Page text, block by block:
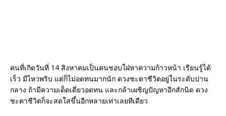
คนที่เกิดวันที่ 14 สิงหาคมเป็นคนชอบใฝ่หาความก้าวหน้า เรียนรู้ได้
เร็ว มีไหวพริบ แต่ก็ไม่อดทนมากนัก ดวงชะตาชีวิตอยู่ในระดับปาน
กลาง ถ้ามีความเด็ดเดี่ยวอดทน และกล้าเผชิญปัญหาอีกสักนิด ดวง
ชะตาชีวิตก็จะสดใสขึ้นอีกหลายเท่าเลยทีเดียว